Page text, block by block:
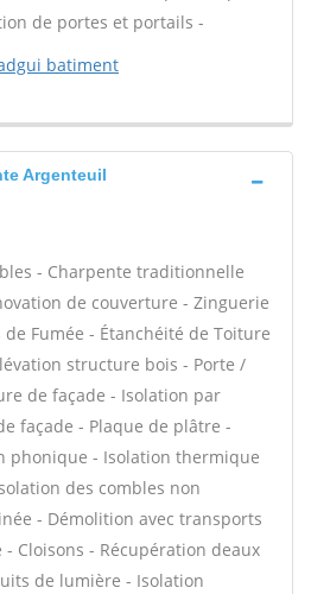
de portes et portails -
batiment
Argenteuil
- Charpente traditionnelle
de couverture - Zinguerie
Fumée - Étanchéité de Toiture
structure bois - Porte /
de façade - Isolation par
façade - Plaque de plâtre -
phonique - Isolation thermique
des combles non
- Démolition avec transports
Cloisons - Récupération deaux
de lumière - Isolation